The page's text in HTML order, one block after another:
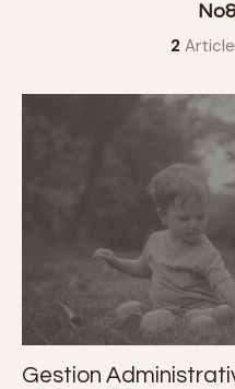
2
Gestion